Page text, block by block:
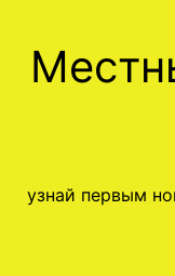
содержимому
узнай первым